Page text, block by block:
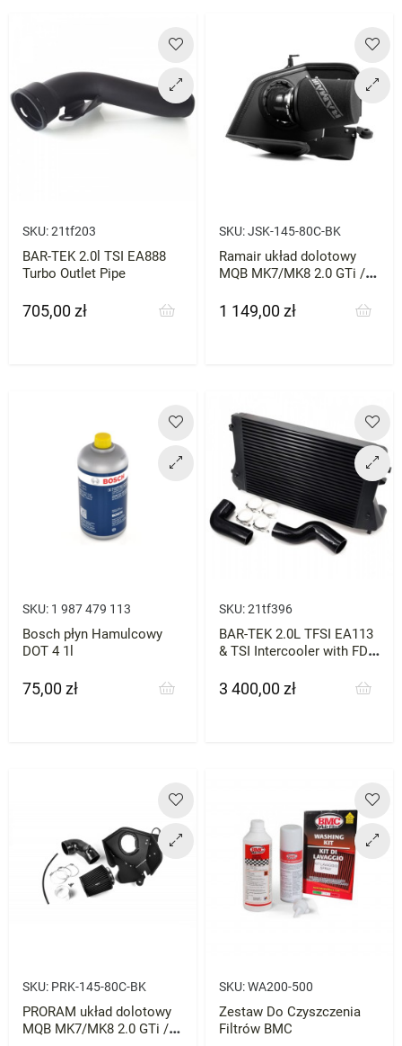
SKU:21tf203
BAR-TEK 2.0l TSI EA888
Turbo Outlet Pipe
Cena
705,00 zł
SKU:JSK-145-80C-BK
Ramair układ dolotowy
MQB MK7/MK8 2.0 GTi / R
Cena
1 149,00 zł
SKU: 1 987 479 113
Bosch płyn Hamulcowy
DOT 4 1l
Cena
75,00 zł
SKU:21tf396
BAR-TEK 2.0L TFSI EA113
& TSI Intercooler with FDS
Cena
3 400,00 zł
SKU: PRK-145-80C-BK
PRORAM układ dolotowy
MQB MK7/MK8 2.0 GTi / R
SKU:WA200-500
Zestaw Do Czyszczenia
Filtrów BMC